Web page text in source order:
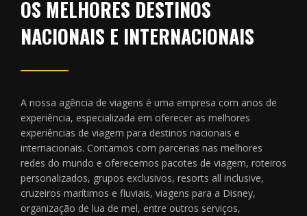
OS MELHORES DESTINOS
NACIONAIS E INTERNACIONAIS
A nossa agência de viagens é uma empresa com anos de
experiência, especializada em oferecer as melhores
experiências de viagem para destinos nacionais e
internacionais. Contamos com parcerias nas melhores
redes do mundo e oferecemos pacotes de viagem, roteiros
personalizados, grupos exclusivos, resorts all inclusive,
cruzeiros marítimos e fluviais, viagens para a Disney,
organização de lua de mel, entre outros serviços,